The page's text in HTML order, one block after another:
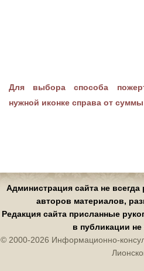
Для выбора способа
нужной иконке справа от суммы
Администрация сайта не всегда
авторов материалов,
Редакция сайта присланные
в публикации не
© 2000-2026 Информационно-